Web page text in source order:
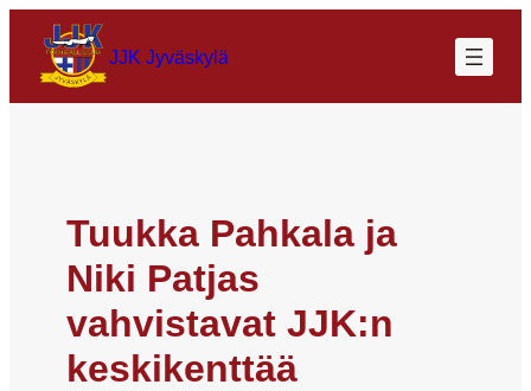
JJK Jyväskylä
Tuukka Pahkala ja
Niki Patjas
vahvistavat JJK:n
keskikenttää